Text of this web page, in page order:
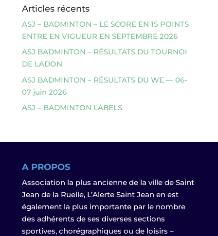
Articles récents
ASJ – BADMINTON – LE SCORE EN 15 POINTS
ENTRE EN VIGUEUR EN SEPTEMBRE 2026
ASJ BADMINTON – RÉSULTATS DU TOURNOI
DE LADON
ASJ BADMINTON – RÉSULTATS DU WE — 06-
07 juin 2026
ASJ – BADMINTON LABELS
A PROPOS
Association la plus ancienne de la ville de Saint
Jean de la Ruelle, L’Alerte Saint Jean en est
également la plus importante par le nombre
des adhérents de ses diverses sections
sportives, chorégraphiques ou de loisirs –